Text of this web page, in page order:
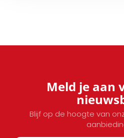
Meld je aan
Blijf op de hoogte van